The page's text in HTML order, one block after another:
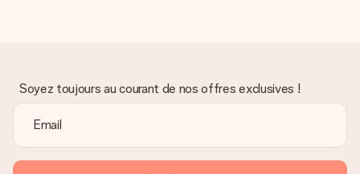
Soyez toujours au courant de nos offres exclusives !